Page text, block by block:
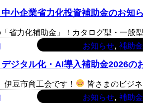
中小企業省力化投資補助金のお知
省力化補助金」！カタログ型・一般
お知らせ, 補助金
デジタル化・AI導入補助金2026の
伊豆市商工会です！ 皆さまのビジ
お知らせ, 補助金